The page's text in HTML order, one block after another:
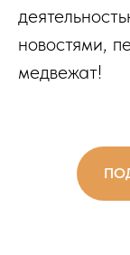
новостями,
медвежат!